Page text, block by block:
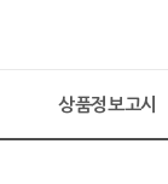
상품정보고시